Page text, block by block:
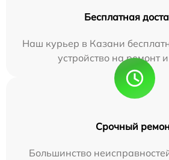
Бесплатная
Наш курьер в Казани
устройство на ремонт
Срочный
Большинство